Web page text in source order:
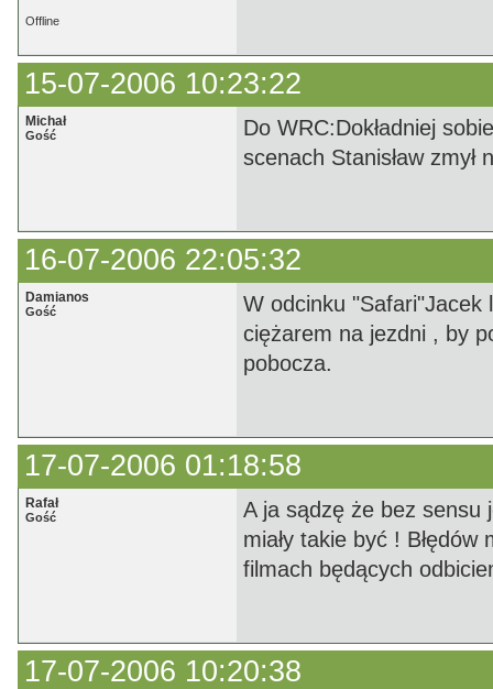
Offline
15-07-2006 10:23:22
Michał
Gość
Do WRC:Dokładniej
scenach Stanisław zmył
16-07-2006 22:05:32
Damianos
Gość
W odcinku "Safari"Jacek
ciężarem na jezdni , by
pobocza.
17-07-2006 01:18:58
Rafał
Gość
A ja sądzę że bez sensu
miały takie być !
filmach będących
17-07-2006 10:20:38